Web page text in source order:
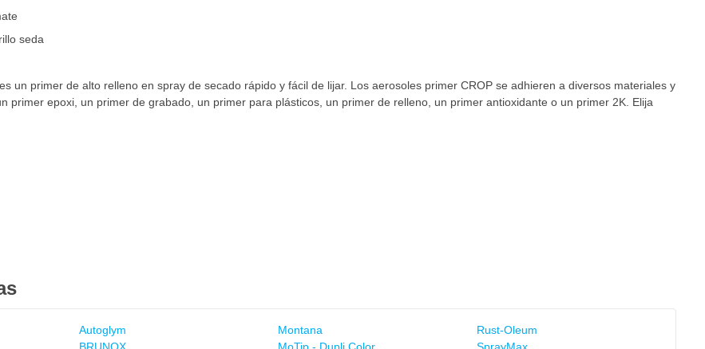
seda
un primer de alto relleno en spray de secado rápido y fácil de lijar. Los aerosoles primer CROP se adhieren a diversos materiales y
primer epoxi, un primer de grabado, un primer para plásticos, un primer de relleno, un primer antioxidante o un primer 2K. Elija
Autoglym
Montana
Rust-Oleum